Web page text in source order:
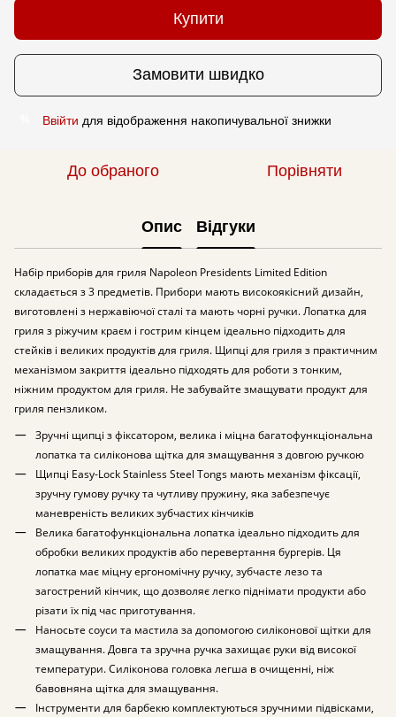
Купити
Замовити швидко
Ввійти для відображення накопичувальної знижки
До обраного Порівняти
Опис Відгуки
Набір приборів для гриля Napoleon Presidents Limited Edition
складається з 3 предметів. Прибори мають високоякісний дизайн,
виготовлені з нержавіючої сталі та мають чорні ручки. Лопатка для
гриля з ріжучим краєм і гострим кінцем ідеально підходить для
стейків і великих продуктів для гриля. Щипці для гриля з практичним
механізмом закриття ідеально підходять для роботи з тонким,
ніжним продуктом для гриля. Не забувайте змащувати продукт для
гриля пензликом.
Зручні щипці з фіксатором, велика і міцна багатофункціональна
лопатка та силіконова щітка для змащування з довгою ручкою
Щипці Easy-Lock Stainless Steel Tongs мають механізм фіксації,
зручну гумову ручку та чутливу пружину, яка забезпечує
маневреність великих зубчастих кінчиків
Велика багатофункціональна лопатка ідеально підходить для
обробки великих продуктів або перевертання бургерів. Ця
лопатка має міцну ергономічну ручку, зубчасте лезо та
загострений кінчик, що дозволяє легко піднімати продукти або
різати їх під час приготування.
Наносьте соуси та мастила за допомогою силіконової щітки для
змащування. Довга та зручна ручка захищає руки від високої
температури. Силіконова головка легша в очищенні, ніж
бавовняна щітка для змащування.
Інструменти для барбекю комплектуються зручними підвісками,